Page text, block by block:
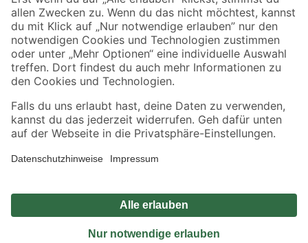
Jetzt die toom-App herunterladen
Alle Preisangaben in EUR inkl. gesetzl. MwSt.. Die dargestellten Angebote sind unter
Umständen nicht in allen Märkten verfügbar. Die angegebenen Verfügbarkeiten beziehen
Produkte nur solange der Vorrat reicht.
*Paketversand ab 59 € versandkostenfrei, gilt nicht für Artikel mit Speditionsversand, hier
Privatsphäre Impressum
Nutzungsbedingungen
Widerrufsrecht
Vertrag widerrufen